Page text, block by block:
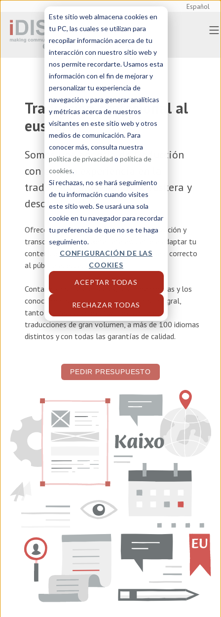
Este sitio web almacena cookies en
tu PC, las cuales se utilizan para
recopilar información acerca de tu
interacción con nuestro sitio web y
nos permite recordarte. Usamos esta
información con el fin de mejorar y
personalizar tu experiencia de
navegación y para generar analíticas
y métricas acerca de nuestros
visitantes en este sitio web y otros
medios de comunicación. Para
conocer más, consulta nuestra
política de privacidad o política de
cookies.
Si rechazas, no se hará seguimiento
de tu información cuando visites
este sitio web. Se usará una sola
cookie en tu navegador para recordar
tu preferencia de que no se te haga
seguimiento.
CONFIGURACIÓN DE LAS
COOKIES
ACEPTAR TODAS
RECHAZAR TODAS
Español
Traducción profesional al
euskera
Somos unaagencia de traducción
con amplia experiencia en la
traducción profesional al euskera y
desde el euskera
Ofrecemos servicios detraducción, localización y
transcreación en euskera
para ayudarte a adaptar tu
contenido y asegurar que llegue el mensaje correcto
al público adecuado.
Contamos con las personas, las herramientas y los
conocimientos para ofrecer un servicio integral,
tanto en traducciones urgentes, como en
traducciones de gran volumen, a más de 100 idiomas
distintos y con todas las garantías de calidad.
PEDIR PRESUPUESTO